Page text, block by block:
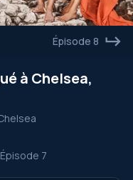
Épisode 8
à Chelsea,
Épisode 7